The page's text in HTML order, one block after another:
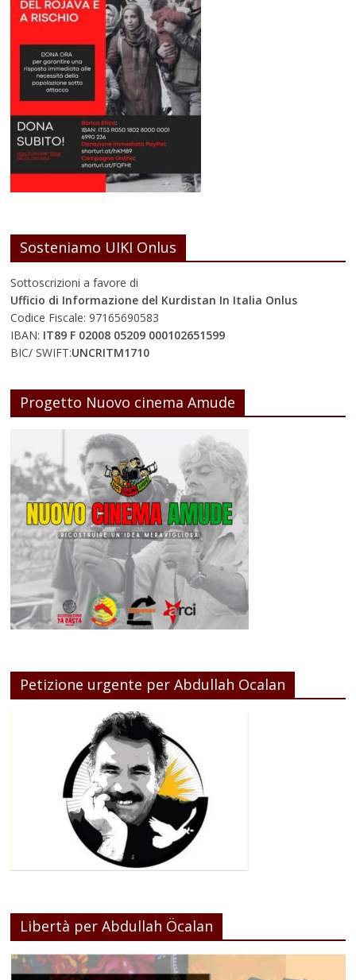
Sosteniamo UIKI Onlus
Sottoscrizioni a favore di
Ufficio di Informazione del Kurdistan In Italia Onlus
Codice Fiscale: 97165690583
IBAN: IT89 F 02008 05209 000102651599
BIC/ SWIFT:UNCRITM1710
Progetto Nuovo cinema Amude
Petizione urgente per Abdullah Ocalan
Libertà per Abdullah Öcalan